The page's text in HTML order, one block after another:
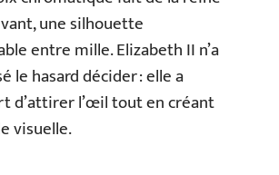
une silhouette
entre mille. Elizabeth II n’a
le hasard décider : elle a
d’attirer l’œil tout en créant
visuelle.